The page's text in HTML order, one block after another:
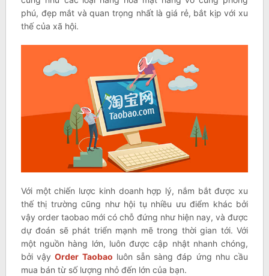
phú, đẹp mắt và quan trọng nhất là giá rẻ, bắt kịp với xu
thế của xã hội.
Với một chiến lược kinh doanh hợp lý, nắm bắt được xu
thế thị trường cũng như hội tụ nhiều ưu điểm khác bởi
vậy order taobao mới có chỗ đứng như hiện nay, và được
dự đoán sẽ phát triển mạnh mẽ trong thời gian tới. Với
một nguồn hàng lớn, luôn được cập nhật nhanh chóng,
bởi vậyOrder Taobao luôn sẵn sàng đáp ứng nhu cầu
mua bán từ số lượng nhỏ đến lớn của bạn.